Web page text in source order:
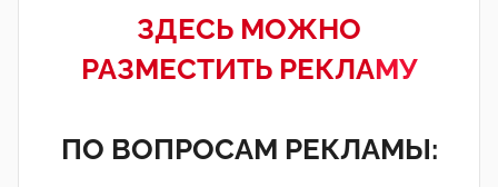
ЗДЕСЬ МОЖНО
РАЗМЕСТИТЬ РЕКЛАМУ
ПО ВОПРОСАМ РЕКЛАМЫ: